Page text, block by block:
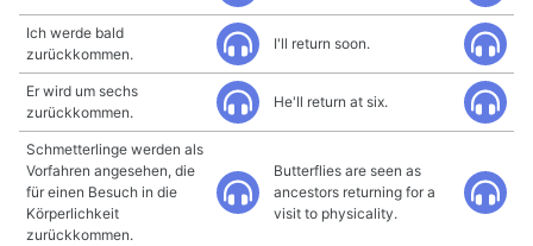
Ich werde bald
zurückkommen.
I'll return soon.
Er wird um sechs
zurückkommen.
He'll return at six.
Schmetterlinge werden als
Vorfahren angesehen, die
für einen Besuch in die
Körperlichkeit
zurückkommen.
Butterflies are seen as
ancestors returning for a
visit to physicality.